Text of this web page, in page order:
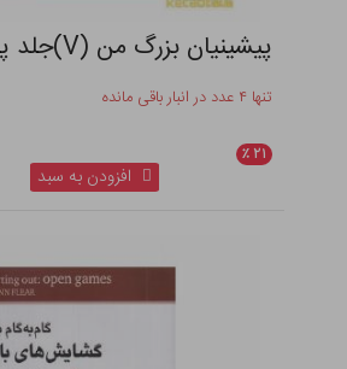
پیشینیان بزرگ من (V)جلد پنجم
تنها ۴ عدد در انبار باقی مانده
۲۱ ٪
افزودن به سبد